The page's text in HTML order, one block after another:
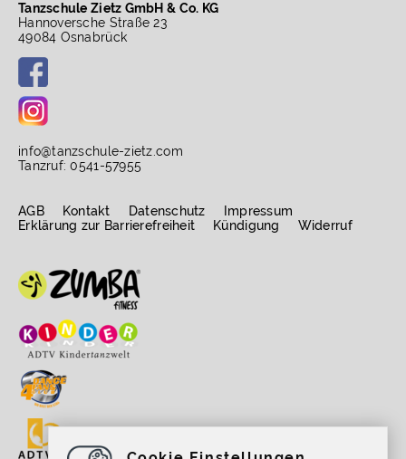
Tanzschule Zietz GmbH & Co. KG
Hannoversche Straße 23
49084 Osnabrück
info@tanzschule-zietz.com
Tanzruf: 0541-57955
AGB Kontakt Datenschutz
Impressum
Erklärung zur Barrierefreiheit
Kündigung Widerruf